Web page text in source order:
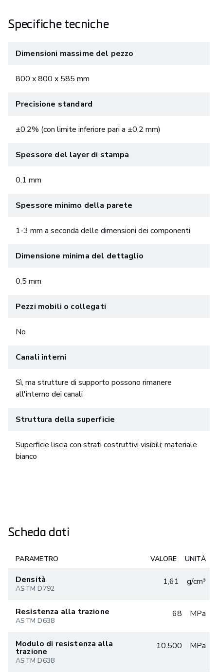
Specifiche tecniche
Dimensioni massime del pezzo
800 x 800 x 585 mm
Precisione standard
±0,2% (con limite inferiore pari a ±0,2 mm)
Spessore del layer di stampa
0,1 mm
Spessore minimo della parete
1-3 mm a seconda delle dimensioni dei componenti
Dimensione minima del dettaglio
0,5 mm
Pezzi mobili o collegati
No
Canali interni
Sì, ma strutture di supporto possono rimanere
all'interno dei canali
Struttura della superficie
Superficie liscia con strati costruttivi visibili; materiale
bianco
Scheda dati
PARAMETRO VALORE UNITÀ
Densità
ASTM D792
1,61 g/cm³
Resistenza alla trazione
ASTM D638
68 MPa
Modulo di resistenza alla
trazione
ASTM D638
10.500 MPa